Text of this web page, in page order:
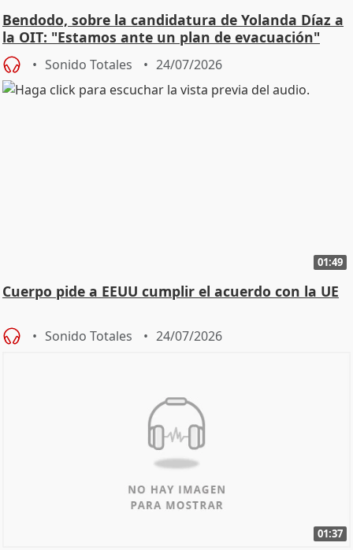
Bendodo, sobre la candidatura de Yolanda Díaz a
la OIT: "Estamos ante un plan de evacuación"
Sonido Totales 24/07/2026
01:49
Cuerpo pide a EEUU cumplir el acuerdo con la UE
Sonido Totales 24/07/2026
01:37